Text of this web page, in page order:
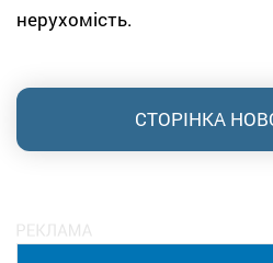
нерухомість.
СТОРІНКА